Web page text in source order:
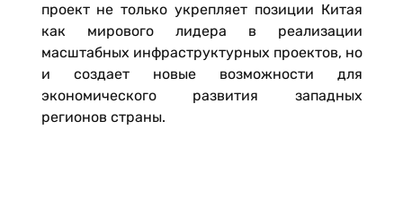
проект не только укрепляет позиции Китая
как мирового лидера в реализации
масштабных инфраструктурных проектов, но
и создает новые возможности для
экономического развития западных
регионов страны.